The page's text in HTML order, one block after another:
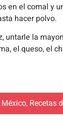
en el comal y
hacer polvo.
untarle la
el queso, el
México, Recetas